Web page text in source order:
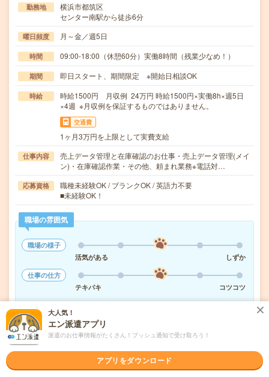
勤務地
横浜市都筑区
センター南駅から徒歩6分
曜日頻度 月～金／週5日
時間 09:00-18:00（休憩60分）実働8時間（残業少なめ！）
期間 即日スタート、期間限定 ※開始日相談OK
時給
時給1500円 月収例 24万円 時給1500円×実働8h×週5日
×4週 ※月収例を保証するものではありません。
交通費
1ヶ月3万円を上限として実費支給
仕事内容
売上データ管理と在庫確認のお仕事・売上データ管理(メイ
ン)・在庫確認作業・その他、頼まれ業務※電話対…
応募資格
職種未経験OK / ブランクOK / 英語力不要
■未経験OK！
職場の雰囲気
職場の様子
活気がある
しずか
仕事の仕方
テキパキ
コツコツ
気になる!
株式会社リクルートスタッフィング
大人気！
エン派遣アプリ
派遣のお仕事情報がたくさん！プッシュ通知で受け取ろう！
アプリをダウンロード